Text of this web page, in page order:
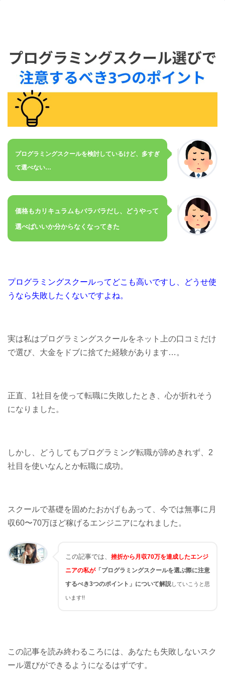
プログラミングスクールを検討しているけど、多すぎ
て選べない…
価格もカリキュラムもバラバラだし、どうやって
選べばいいか分からなくなってきた
プログラミングスクールってどこも高いですし、どうせ使
うなら失敗したくないですよね。
実は私はプログラミングスクールをネット上の口コミだけ
で選び、大金をドブに捨てた経験があります…。
正直、1社目を使って転職に失敗したとき、心が折れそう
になりました。
しかし、どうしてもプログラミング転職が諦めきれず、2
社目を使いなんとか転職に成功。
スクールで基礎を固めたおかげもあって、今では無事に月
収60〜70万ほど稼げるエンジニアになれました。
この記事では
挫折から月収70万を達成したエンジ
ニアの私が「プログラミングスクールを選ぶ際に注意
するべき3つのポイント」について解説していこうと思
います!!
この記事を読み終わるころには、あなたも失敗しないスク
ール選びができるようになるはずです。